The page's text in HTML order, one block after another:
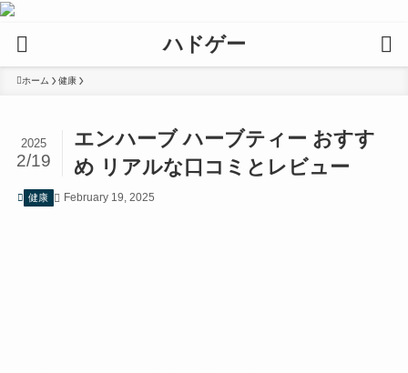
ハドゲー
ホーム 健康
エンハーブ ハーブティー おすす
め リアルな口コミとレビュー
2025
2/19
健康 February 19, 2025